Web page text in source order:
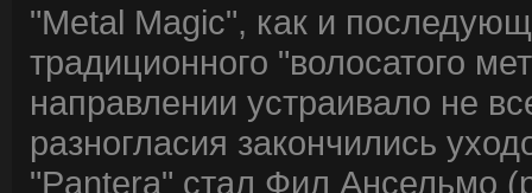
"Metal Magic", как и
традиционного "волосатого
направлении устраивало не
разногласия закончились
"Pantera" стал Фил Ансельмо